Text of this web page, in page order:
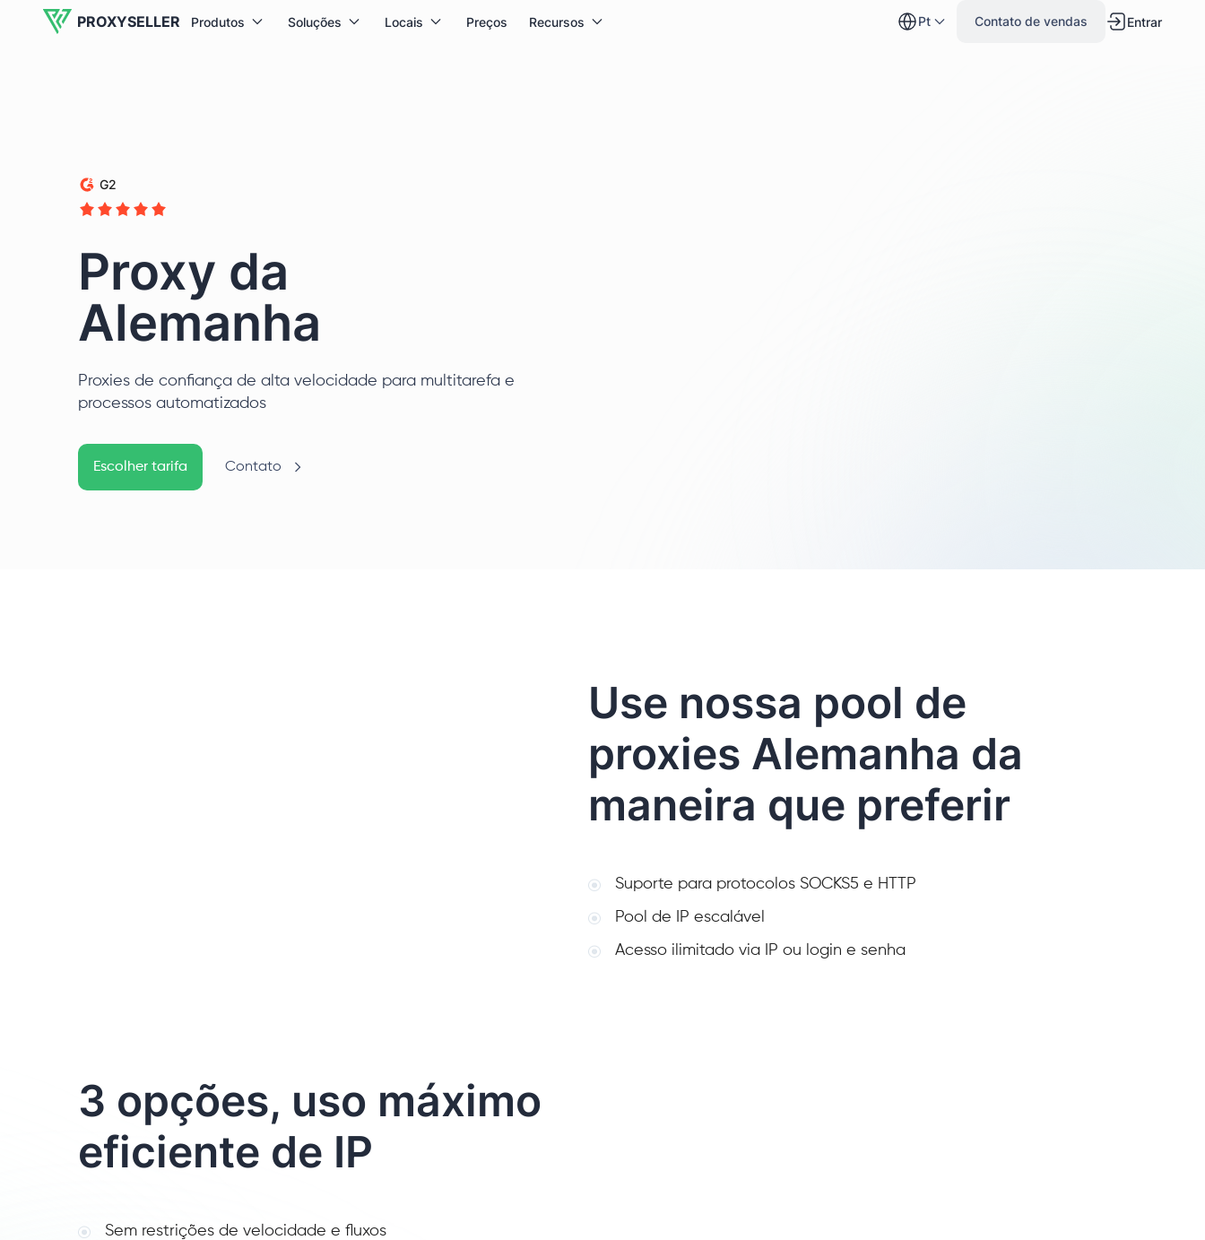
PROXYSELLER Produtos Soluções Locais Preços Recursos pt Contato de vendas Entrar
G2
Proxy da
Alemanha
Proxies de confiança de alta velocidade para multitarefa e
processos automatizados
Escolher tarifa Contato
Use nossa pool de
proxies Alemanha da
maneira que preferir
Suporte para protocolos SOCKS5 e HTTP
Pool de IP escalável
Acesso ilimitado via IP ou login e senha
3 opções, uso máximo
eficiente de IP
Sem restrições de velocidade e fluxos